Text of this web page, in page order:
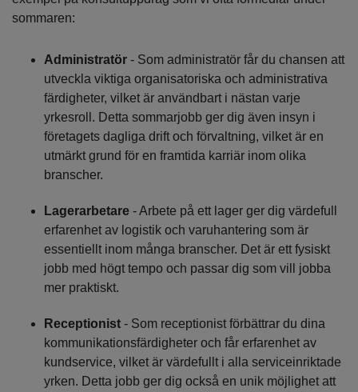
sommaren:
Administratör - Som administratör får du chansen att
utveckla viktiga organisatoriska och administrativa
färdigheter, vilket är användbart i nästan varje
yrkesroll. Detta sommarjobb ger dig även insyn i
företagets dagliga drift och förvaltning, vilket är en
utmärkt grund för en framtida karriär inom olika
branscher.
Lagerarbetare - Arbete på ett lager ger dig värdefull
erfarenhet av logistik och varuhantering som är
essentiellt inom många branscher. Det är ett fysiskt
jobb med högt tempo och passar dig som vill jobba
mer praktiskt.
Receptionist - Som receptionist förbättrar du dina
kommunikationsfärdigheter och får erfarenhet av
kundservice, vilket är värdefullt i alla serviceinriktade
yrken. Detta jobb ger dig också en unik möjlighet att